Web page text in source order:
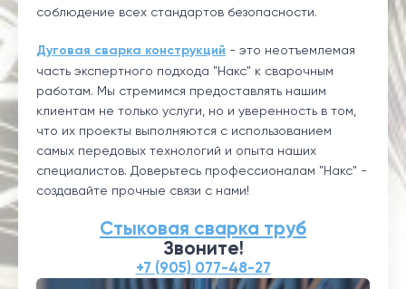
соблюдение всех стандартов безопасности.
Дуговая сварка конструкций - это неотъемлемая
часть экспертного подхода "Накс" к сварочным
работам. Мы стремимся предоставлять нашим
клиентам не только услуги, но и уверенность в том,
что их проекты выполняются с использованием
самых передовых технологий и опыта наших
специалистов. Доверьтесь профессионалам "Накс" -
создавайте прочные связи с нами!
Стыковая сварка труб
Звоните!
+7 (905) 077-48-27